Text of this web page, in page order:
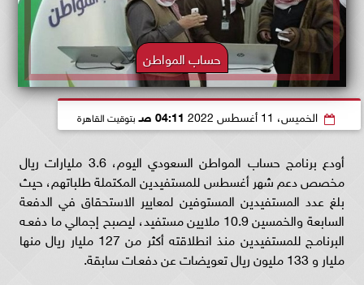
حساب المواطن
الخميس، 11 أغسطس 2022 04:11 صـ بتوقيت القاهرة
أودع برنامج حساب المواطن السعودي اليوم، 3.6 مليارات ريال
مخصص دعم شهر أغسطس للمستفيدين المكتملة طلباتهم، حيث
بلغ عدد المستفيدين المستوفين لمعايير الاستحقاق في الدفعة
السابعة والخمسين 10.9 ملايين مستفيد، ليصبح إجمالي ما دفعـه
البرنامـج للمستفيدين منذ انطلاقته أكثر من 127 مليار ريال منها
مليار و 133 مليون ريال تعويضات عن دفعـات سابقة.